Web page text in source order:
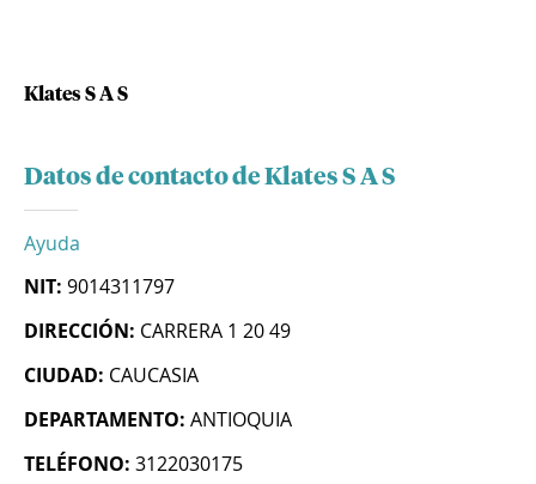
Klates S A S
Datos de contacto de Klates S A S
Ayuda
NIT: 9014311797
DIRECCIÓN: CARRERA 1 20 49
CIUDAD: CAUCASIA
DEPARTAMENTO: ANTIOQUIA
TELÉFONO: 3122030175